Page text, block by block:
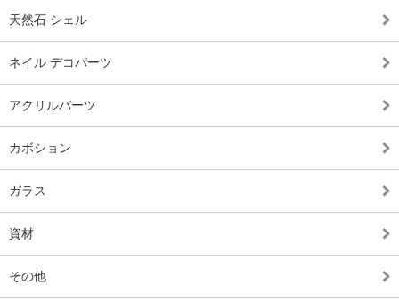
天然石 シェル
ネイル デコパーツ
アクリルパーツ
カボション
ガラス
資材
その他